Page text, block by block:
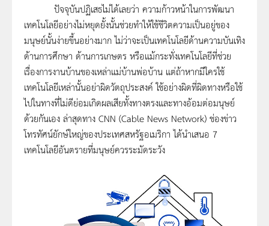
ปัจจุบันปฏิเสธไม่ได้เลยว่า ความก้าวหน้าในการพัฒนา
เทคโนโลยีอย่างไม่หยุดยั้งนั้นช่วยทำให้ใช้ชีวิตความเป็นอยู่ของ
มนุษย์นั้นง่ายขึ้นอย่างมาก ไม่ว่าจะเป็นเทคโนโลยีด้านความบันเทิง
ด้านการศึกษา ด้านการเกษตร หรือแม้กระทั่งเทคโนโลยีที่ช่วย
เรื่องการงานบ้านของเหล่าแม่บ้านพ่อบ้าน แต่ถ้าหากมีใครใช้
เทคโนโลยีเหล่านั้นอย่าผิดวัตถุประสงค์ ใช้อย่างผิดที่ผิดทางหรือใช้
ไปในทางที่ไม่ดีย่อมเกิดผลเสียทั้งทางตรงและทางอ้อมต่อมนุษย์
ด้วยกันเอง ล่าสุดทาง CNN (Cable News Network) ช่องข่าว
โทรทัศน์ยักษ์ใหญ่ของประเทศสหรัฐอเมริกา ได้นำเสนอ 7
เทคโนโลยีอันตรายที่มนุษย์ควรระมัดระวัง